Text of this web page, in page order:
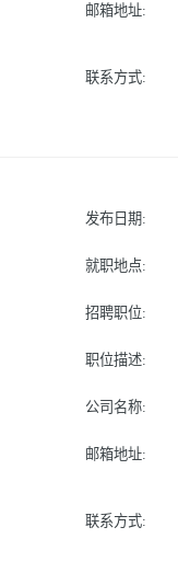
邮箱地址:
联系方式:
发布日期:
就职地点:
招聘职位:
职位描述:
公司名称:
邮箱地址:
联系方式: